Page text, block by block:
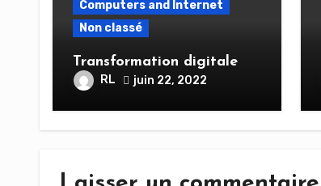
Computers and Internet
Non classé
Transformation digitale
RL juin 22, 2022